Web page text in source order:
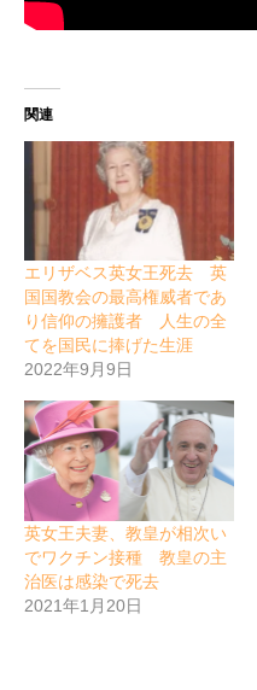
関連
エリザベス英女王死去 英
国国教会の最高権威者であ
り信仰の擁護者 人生の全
てを国民に捧げた生涯
2022年9月9日
英女王夫妻、教皇が相次い
でワクチン接種 教皇の主
治医は感染で死去
2021年1月20日